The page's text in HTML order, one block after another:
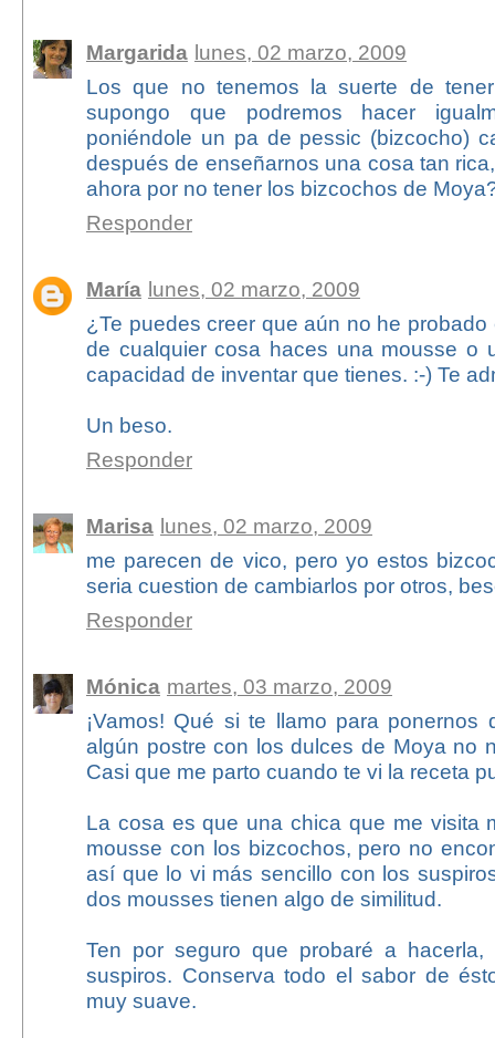
Margarida lunes, 02 marzo, 2009
Los que no tenemos la suerte de
supongo que podremos hacer
poniéndole un pa de pessic (bizcocho)
después de enseñarnos una cosa tan
ahora por no tener los bizcochos de
Responder
María lunes, 02 marzo, 2009
¿Te puedes creer que aún no he
de cualquier cosa haces una mousse o
capacidad de inventar que tienes. :-) Te
Un beso.
Responder
Marisa lunes, 02 marzo, 2009
me parecen de vico, pero yo estos
seria cuestion de cambiarlos por otros,
Responder
Mónica martes, 03 marzo, 2009
¡Vamos! Qué si te llamo para ponernos
algún postre con los dulces de Moya no
Casi que me parto cuando te vi la receta
La cosa es que una chica que me visita
mousse con los bizcochos, pero no
así que lo vi más sencillo con los
dos mousses tienen algo de similitud.
Ten por seguro que probaré a
suspiros. Conserva todo el sabor de
muy suave.